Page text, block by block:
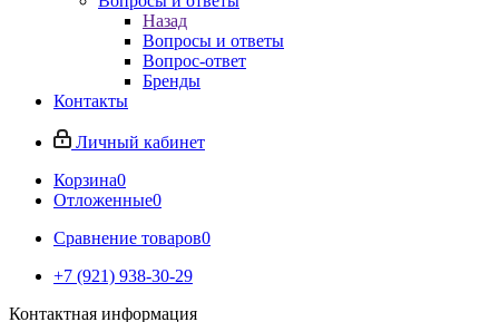
Назад
Вопросы и ответы
Вопрос-ответ
Бренды
Контакты
Личный кабинет
Корзина0
Отложенные0
Сравнение товаров0
+7 (921) 938-30-29
Контактная информация